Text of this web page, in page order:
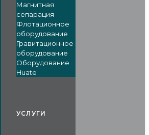
Магнитная
сепарация
Флотационное
оборудование
Гравитационное
оборудование
Оборудование
Huate
УСЛУГИ